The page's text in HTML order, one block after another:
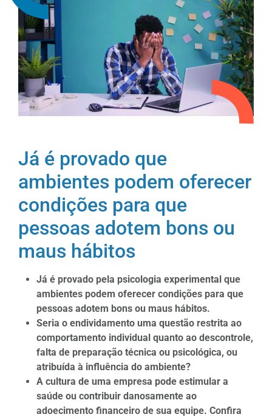
Já é provado que
ambientes podem oferecer
condições para que
pessoas adotem bons ou
maus hábitos
Já é provado pela psicologia experimental que
ambientes podem oferecer condições para que
pessoas adotem bons ou maus hábitos.
Seria o endividamento uma questão restrita ao
comportamento individual quanto ao descontrole,
falta de preparação técnica ou psicológica, ou
atribuída à influência do ambiente?
A cultura de uma empresa pode estimular a
saúde ou contribuir danosamente ao
adoecimento financeiro de sua equipe. Confira